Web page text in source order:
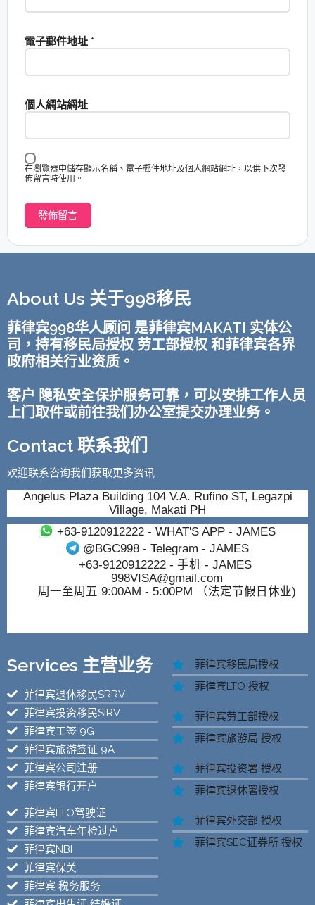
電子郵件地址 *
個人網站網址
在瀏覽器中儲存顯示名稱、電子郵件地址及個人網站網址，以供下次發
佈留言時使用。
About Us 关于998移民
菲律宾998华人顾问 是菲律宾MAKATI 实体公
司，持有移民局授权 劳工部授权 和菲律宾各界
政府相关行业资质。
客户 隐私安全保护服务可靠，可以安排工作人员
上门取件或前往我们办公室提交办理业务。
Contact 联系我们
欢迎联系咨询我们获取更多资讯
Angelus Plaza Building 104 V.A. Rufino ST, Legazpi
Village, Makati PH
+63-9120912222- WHAT'S APP - JAMES
@BGC998 - Telegram - JAMES
+63-9120912222- 手机 - JAMES
998VISA@gmail.com
周一至周五 9:00AM - 5:00PM （法定节假日休业)
Services 主营业务
菲律宾退休移民SRRV
菲律宾投资移民SIRV
菲律宾工签 9G
菲律宾旅游签证 9A
菲律宾公司注册
菲律宾银行开户
菲律宾LTO驾驶证
菲律宾汽车年检过户
菲律宾NBI
菲律宾保关
菲律宾 税务服务
菲律宾移民局授权
菲律宾LTO 授权
菲律宾劳工部授权
菲律宾旅游局 授权
菲律宾投资署 授权
菲律宾退休署授权
菲律宾外交部 授权
菲律宾SEC证券所 授权